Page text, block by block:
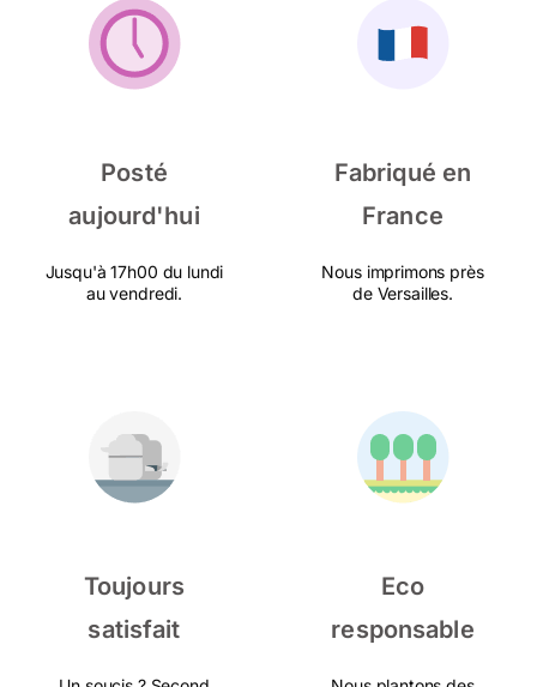
Posté
aujourd'hui
Jusqu'à 17h00 du lundi
au vendredi.
Fabriqué en
France
Nous imprimons près
de Versailles.
Toujours
satisfait
Eco
responsable